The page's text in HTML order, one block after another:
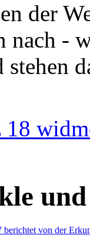
der
nach -
stehen
von der